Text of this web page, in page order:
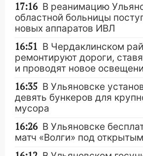
17:16 В реанимацию
областной больницы
новых аппаратов ИВЛ
16:51 В Чердаклинском
ремонтируют дороги,
и проводят новое
16:35 В Ульяновске
девять бункеров для
мусора
16:26 В Ульяновске
матч «Волги» под